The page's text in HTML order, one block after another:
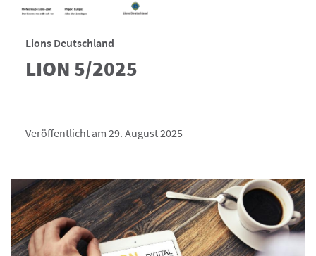
Lions Deutschland
LION 5/2025
Veröffentlicht am 29. August 2025